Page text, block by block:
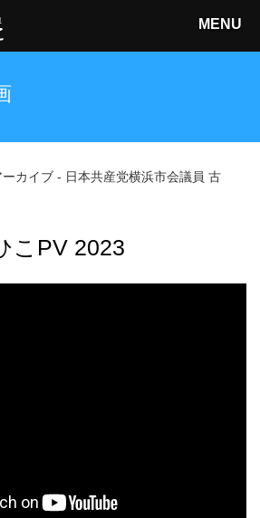
MENU
ひこ
カイブ - 日本共産党横浜市会議員 古
こPV 2023